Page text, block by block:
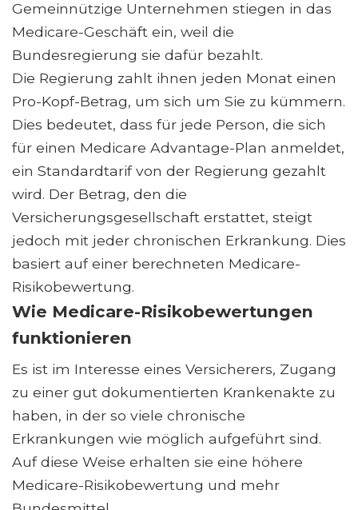
Gemeinnützige Unternehmen stiegen in das
Medicare-Geschäft ein, weil die
Bundesregierung sie dafür bezahlt.
Die Regierung zahlt ihnen jeden Monat einen
Pro-Kopf-Betrag, um sich um Sie zu kümmern.
Dies bedeutet, dass für jede Person, die sich
für einen Medicare Advantage-Plan anmeldet,
ein Standardtarif von der Regierung gezahlt
wird. Der Betrag, den die
Versicherungsgesellschaft erstattet, steigt
jedoch mit jeder chronischen Erkrankung. Dies
basiert auf einer berechneten Medicare-
Risikobewertung.
Wie Medicare-Risikobewertungen
funktionieren
Es ist im Interesse eines Versicherers, Zugang
zu einer gut dokumentierten Krankenakte zu
haben, in der so viele chronische
Erkrankungen wie möglich aufgeführt sind.
Auf diese Weise erhalten sie eine höhere
Medicare-Risikobewertung und mehr